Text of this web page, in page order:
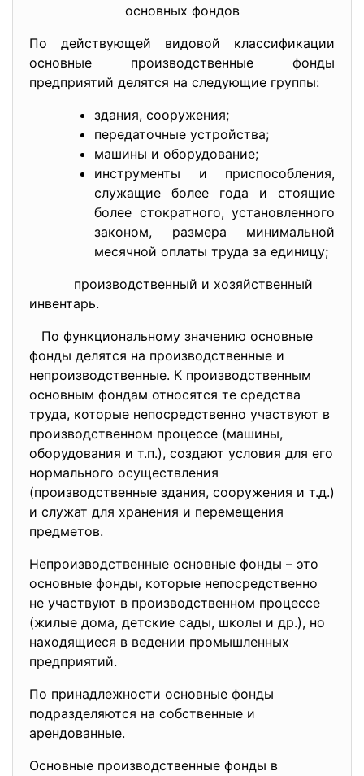
основных фондов
По действующей видовой классификации
основные производственные фонды
предприятий делятся на следующие группы:
здания, сооружения;
передаточные устройства;
машины и оборудование;
инструменты и приспособления,
служащие более года и стоящие
более стократного, установленного
законом, размера минимальной
месячной оплаты труда за единицу;
производственный и хозяйственный
инвентарь.
По функциональному значению основные
фонды делятся на производственные и
непроизводственные. К производственным
основным фондам относятся те средства
труда, которые непосредственно участвуют в
производственном процессе (машины,
оборудования и т.п.), создают условия для его
нормального осуществления
(производственные здания, сооружения и т.д.)
и служат для хранения и перемещения
предметов.
Непроизводственные основные фонды – это
основные фонды, которые непосредственно
не участвуют в производственном процессе
(жилые дома, детские сады, школы и др.), но
находящиеся в ведении промышленных
предприятий.
По принадлежности основные фонды
подразделяются на собственные и
арендованные.
Основные производственные фонды в